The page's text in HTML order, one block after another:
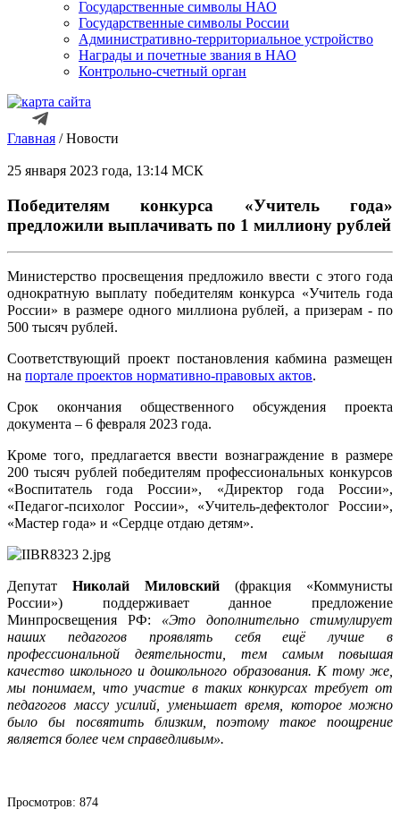
Государственные символы НАО
Государственные символы России
Административно-территориальное устройство
Награды и почетные звания в НАО
Контрольно-счетный орган
Главная /Новости
25 января 2023 года, 13:14 МСК
Победителям конкурса «Учитель года»
предложили выплачивать по 1 миллиону рублей
Министерство просвещения предложило ввести с этого года
однократную выплату победителям конкурса «Учитель года
России» в размере одного миллиона рублей, а призерам - по
500 тысяч рублей.
Соответствующий проект постановления кабмина размещен
на портале проектов нормативно-правовых актов.
Срок окончания общественного обсуждения проекта
документа – 6 февраля 2023 года.
Кроме того, предлагается ввести вознаграждение в размере
200 тысяч рублей победителям профессиональных конкурсов
«Воспитатель года России», «Директор года России»,
«Педагог-психолог России», «Учитель-дефектолог России»,
«Мастер года» и «Сердце отдаю детям».
Депутат Николай Миловский (фракция «Коммунисты
России») поддерживает данное предложение
Минпросвещения РФ: «Это дополнительно стимулирует
наших педагогов проявлять себя ещё лучше в
профессиональной деятельности, тем самым повышая
качество школьного и дошкольного образования. К тому же,
мы понимаем, что участие в таких конкурсах требует от
педагогов массу усилий, уменьшает время, которое можно
было бы посвятить близким, поэтому такое поощрение
является более чем справедливым».
Просмотров: 874